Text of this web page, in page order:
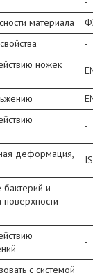
материала
-
ножек
-
деформация,
бактерий и
-
-
с системой
-